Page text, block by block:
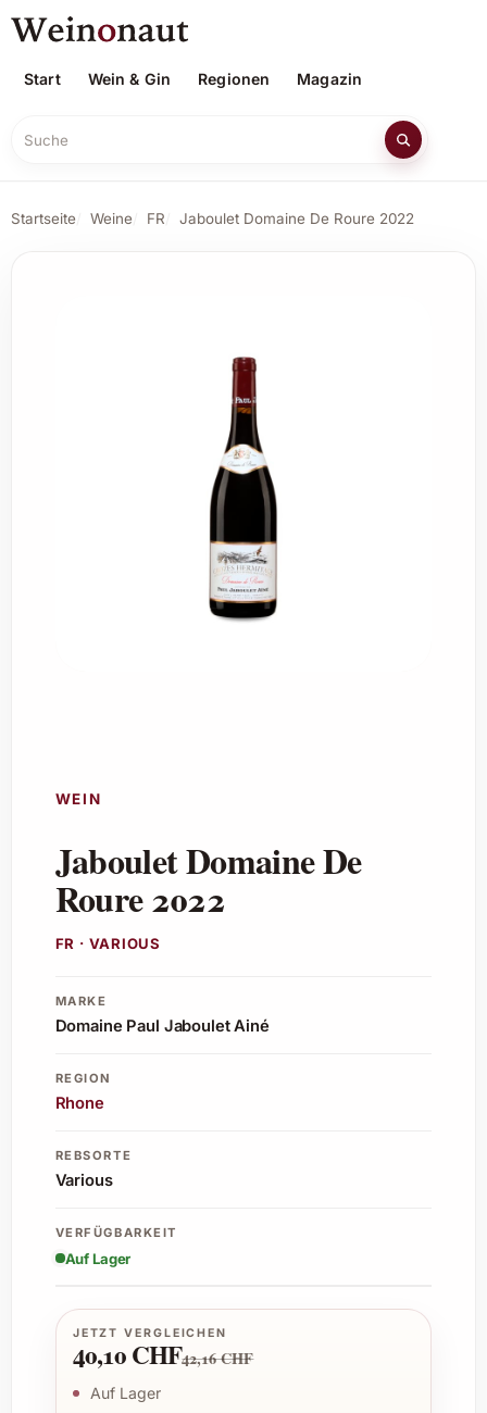
Start Wein & Gin Regionen Magazin
Suche
Startseite Weine FR Jaboulet Domaine De Roure 2022
WEIN
Jaboulet Domaine De
Roure 2022
FR · VARIOUS
MARKE
Domaine Paul Jaboulet Ainé
REGION
Rhone
REBSORTE
Various
VERFÜGBARKEIT
Auf Lager
JETZT VERGLEICHEN
40,10 CHF42,16 CHF
Auf Lager